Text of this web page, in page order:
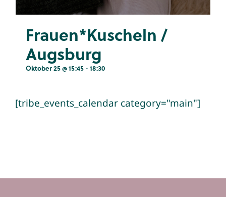
Frauen*Kuscheln /
Augsburg
Oktober 25 @ 15:45- 18:30
[tribe_events_calendar category="main"]